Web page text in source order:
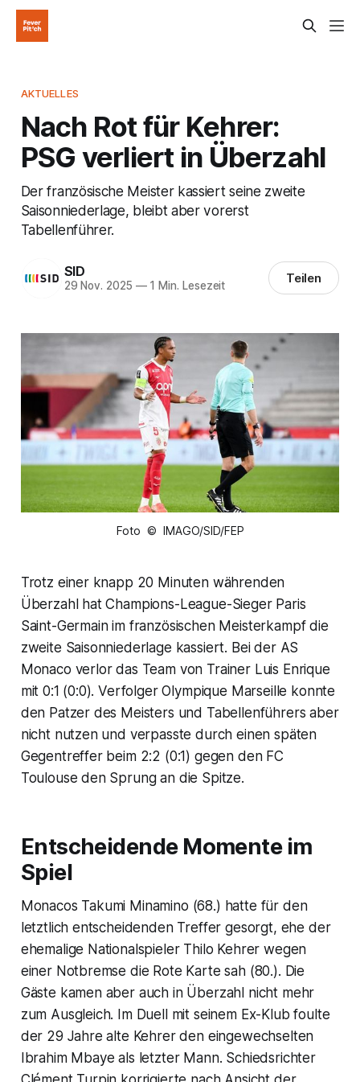
AKTUELLES
Nach Rot für Kehrer:
PSG verliert in Überzahl
Der französische Meister kassiert seine zweite
Saisonniederlage, bleibt aber vorerst
Tabellenführer.
SID
29 Nov. 2025 —1 Min. Lesezeit Teilen
Foto © IMAGO/SID/FEP
Trotz einer knapp 20 Minuten währenden
Überzahl hat Champions-League-Sieger Paris
Saint-Germain im französischen Meisterkampf die
zweite Saisonniederlage kassiert. Bei der AS
Monaco verlor das Team von Trainer Luis Enrique
mit 0:1 (0:0). Verfolger Olympique Marseille konnte
den Patzer des Meisters und Tabellenführers aber
nicht nutzen und verpasste durch einen späten
Gegentreffer beim 2:2 (0:1) gegen den FC
Toulouse den Sprung an die Spitze.
Entscheidende Momente im
Spiel
Monacos Takumi Minamino (68.) hatte für den
letztlich entscheidenden Treffer gesorgt, ehe der
ehemalige Nationalspieler Thilo Kehrer wegen
einer Notbremse die Rote Karte sah (80.). Die
Gäste kamen aber auch in Überzahl nicht mehr
zum Ausgleich. Im Duell mit seinem Ex-Klub foulte
der 29 Jahre alte Kehrer den eingewechselten
Ibrahim Mbaye als letzter Mann. Schiedsrichter